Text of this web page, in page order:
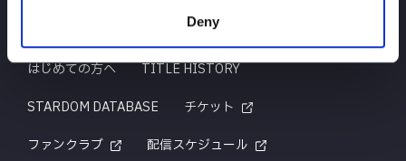
Deny
はじめての方へ
TITLE HISTORY
STARDOM DATABASE
チケット
ファンクラブ
配信スケジュール